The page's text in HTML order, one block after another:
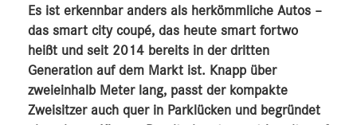
Es ist erkennbar anders als herkömmliche Autos –
das smart city coupé, das heute smart fortwo
heißt und seit 2014 bereits in der dritten
Generation auf dem Markt ist. Knapp über
zweieinhalb Meter lang, passt der kompakte
Zweisitzer auch quer in Parklücken und begründet